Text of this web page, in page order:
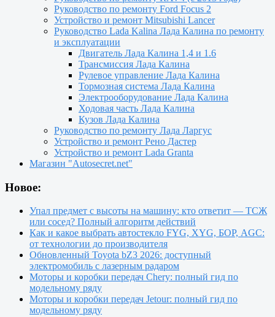
Руководство по ремонту Ford Focus 2
Устройство и ремонт Mitsubishi Lancer
Руководство Lada Kalina Лада Калина по ремонту
и эксплуатации
Двигатель Лада Калина 1,4 и 1.6
Трансмиссия Лада Калина
Рулевое управление Лада Калина
Тормозная система Лада Калина
Электрооборудование Лада Калина
Ходовая часть Лада Калина
Кузов Лада Калина
Руководство по ремонту Лада Ларгус
Устройство и ремонт Рено Дастер
Устройство и ремонт Lada Granta
Магазин "Autosecret.net"
Новое:
Упал предмет с высоты на машину: кто ответит — ТСЖ
или сосед? Полный алгоритм действий
Как и какое выбрать автостекло FYG, XYG, БОР, AGC:
от технологии до производителя
Обновленный Toyota bZ3 2026: доступный
электромобиль с лазерным радаром
Моторы и коробки передач Chery: полный гид по
модельному ряду
Моторы и коробки передач Jetour: полный гид по
модельному ряду